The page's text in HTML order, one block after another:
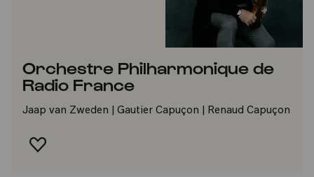
Orchestre Philharmonique de
Radio France
Jaap van Zweden | Gautier Capuçon | Renaud Capuçon
FAVORIT HINZUFÜGEN